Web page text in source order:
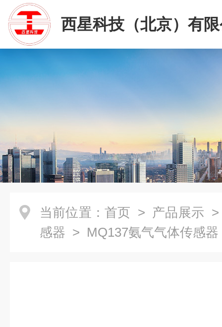
西星科技（北京）有
当前位置： 首页 > 产品展示
感器 > MQ137氨气气体传感器